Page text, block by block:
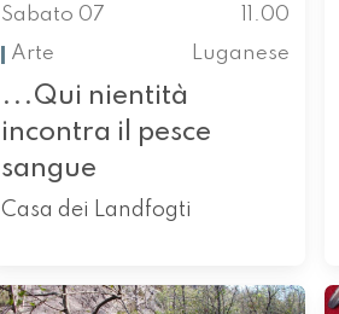
Sabato 07
11.00
Arte
Luganese
...Qui nientità
incontra il pesce
sangue
Casa dei Landfogti